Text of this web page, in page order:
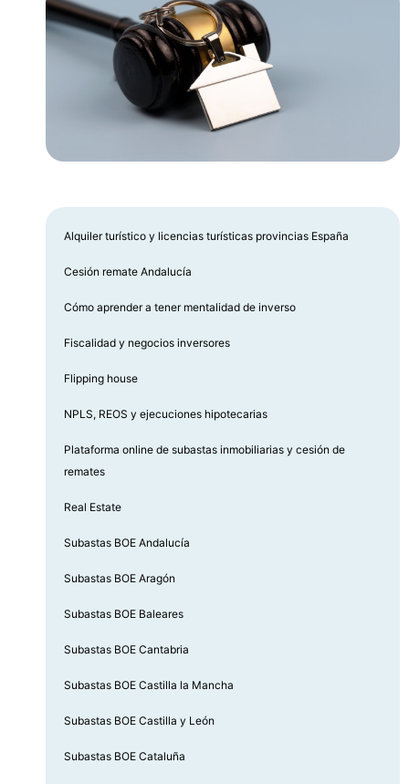
Alquiler turístico y licencias turísticas provincias España
Cesión remate Andalucía
Cómo aprender a tener mentalidad de inverso
Fiscalidad y negocios inversores
Flipping house
NPLS, REOS y ejecuciones hipotecarias
Plataforma online de subastas inmobiliarias y cesión de
remates
Real Estate
Subastas BOE Andalucía
Subastas BOE Aragón
Subastas BOE Baleares
Subastas BOE Cantabria
Subastas BOE Castilla la Mancha
Subastas BOE Castilla y León
Subastas BOE Cataluña